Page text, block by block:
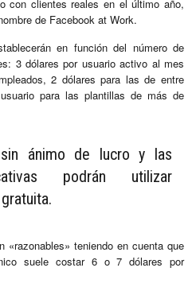
con clientes reales en el último año,
de Facebook at Work.
en función del número de
3 dólares por usuario activo al mes
2 dólares para las de entre
para las plantillas de más de
sin ánimo de lucro y las
podrán utilizar
«razonables» teniendo en cuenta que
suele costar 6 o 7 dólares por